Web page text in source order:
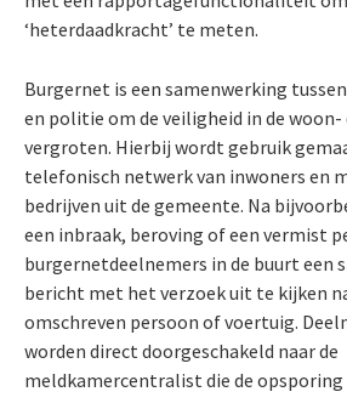
‘heterdaadkracht’ te meten.
Burgernet is een samenwerking
en politie om de veiligheid in de
vergroten. Hierbij wordt gebruik
telefonisch netwerk van inwoners en
bedrijven uit de gemeente. Na
een inbraak, beroving of een vermist
burgernetdeelnemers in de buurt een
bericht met het verzoek uit te kijken
omschreven persoon of voertuig.
worden direct doorgeschakeld naar de
meldkamercentralist die de